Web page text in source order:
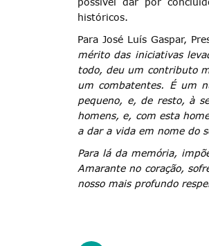
Filtros
históricos.
Para José Luís Gaspar,
mérito das iniciativas
todo, deu um contributo
um combatentes. É um
pequeno, e, de resto, à
homens, e, com esta
a dar a vida em nome do
Para lá da memória,
Amarante no coração,
nosso mais profundo